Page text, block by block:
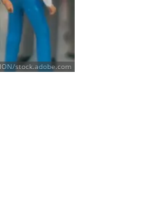
stock.adobe.com